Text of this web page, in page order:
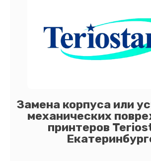
Замена корпуса или
механических
принтеров